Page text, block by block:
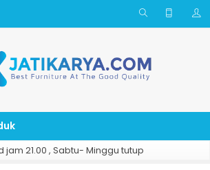
jam 21.00 , Sabtu- Minggu tutup